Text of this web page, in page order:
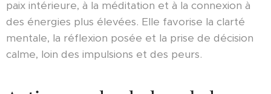
paix intérieure, à la méditation et à la connexion à
des énergies plus élevées. Elle favorise la clarté
mentale, la réflexion posée et la prise de décision
calme, loin des impulsions et des peurs.